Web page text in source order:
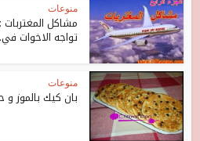
منوعات
مشاكل المغتربات
تواجه الاخوات
منوعات
بان كيك بالموز